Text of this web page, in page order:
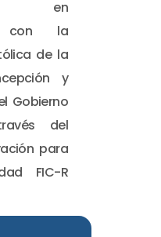
en
con la
de la
y
Gobierno
del
para
FIC-R